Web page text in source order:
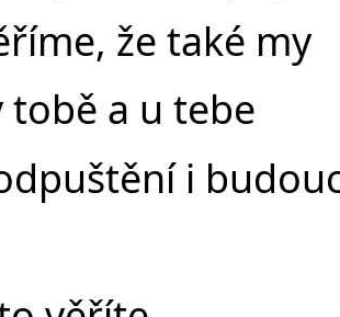
že také my
tobě a u tebe
i